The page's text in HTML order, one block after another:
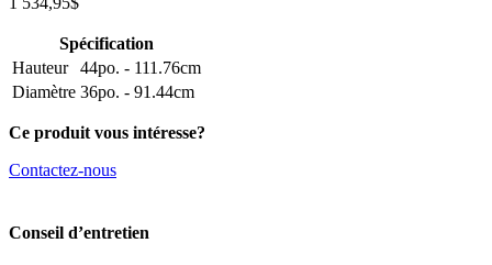
Spécification
Hauteur
44po. - 111.76cm
Diamètre 36po. - 91.44cm
Ce produit vous intéresse?
Contactez-nous
Conseil d’entretien